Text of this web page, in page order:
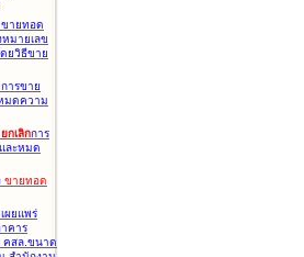
ขายทอด
มายเลข
ยวิธีขาย
การขาย
มดความ
ยกเลิกการ
ละหมด
ขายทอด
เผยแพร่
คาร
คสล.ขนาด